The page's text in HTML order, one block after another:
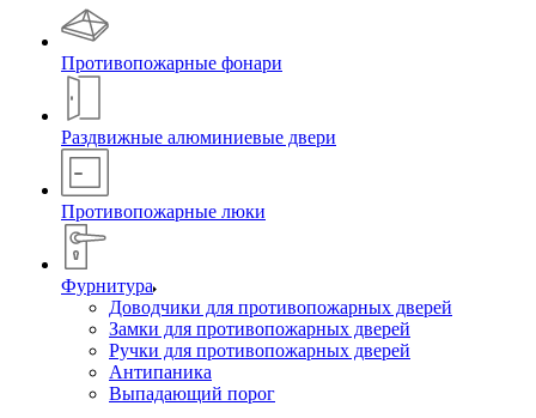
Противопожарные фонари
Раздвижные алюминиевые двери
Противопожарные люки
Фурнитура
Доводчики для противопожарных дверей
Замки для противопожарных дверей
Ручки для противопожарных дверей
Антипаника
Выпадающий порог